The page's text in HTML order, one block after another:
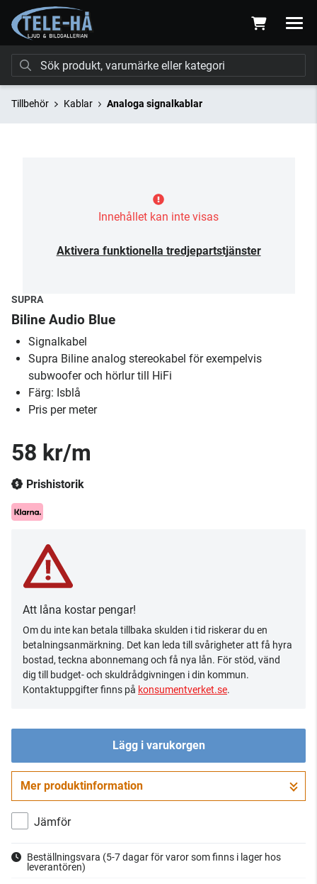
Tillbehör Kablar Analoga signalkablar
Innehållet kan inte visas
Aktivera funktionella tredjepartstjänster
SUPRA
Biline Audio Blue
Signalkabel
Supra Biline analog stereokabel för exempelvis
subwoofer och hörlur till HiFi
Färg: Isblå
Pris per meter
58 kr/m
Prishistorik
Att låna kostar pengar!
Om du inte kan betala tillbaka skulden i tid riskerar du en
betalningsanmärkning. Det kan leda till svårigheter att få hyra
bostad, teckna abonnemang och få nya lån. För stöd, vänd
dig till budget- och skuldrådgivningen i din kommun.
Kontaktuppgifter finns på konsumentverket.se.
Lägg i varukorgen
Gå till kassan
Mer produktinformation
Jämför
Beställningsvara (5-7 dagar för varor som finns i lager hos
leverantören)